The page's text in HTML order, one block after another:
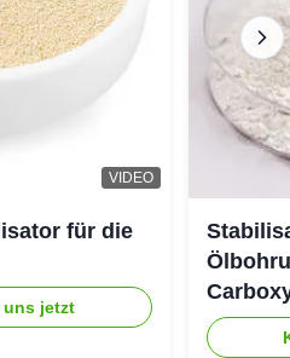
VIDEO
für die
uns jetzt